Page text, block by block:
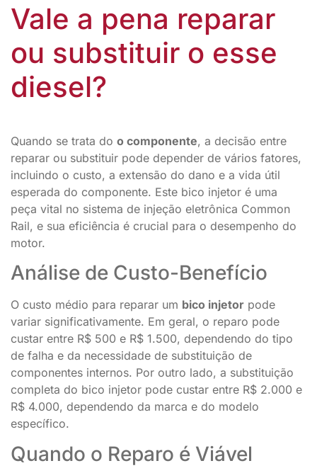
Vale a pena reparar
ou substituir o esse
diesel?
Quando se trata do o componente, a decisão entre
reparar ou substituir pode depender de vários fatores,
incluindo o custo, a extensão do dano e a vida útil
esperada do componente. Este bico injetor é uma
peça vital no sistema de injeção eletrônica Common
Rail, e sua eficiência é crucial para o desempenho do
motor.
Análise de Custo-Benefício
O custo médio para reparar um bico injetor pode
variar significativamente. Em geral, o reparo pode
custar entre R$ 500 e R$ 1.500, dependendo do tipo
de falha e da necessidade de substituição de
componentes internos. Por outro lado, a substituição
completa do bico injetor pode custar entre R$ 2.000 e
R$ 4.000, dependendo da marca e do modelo
específico.
Quando o Reparo é Viável